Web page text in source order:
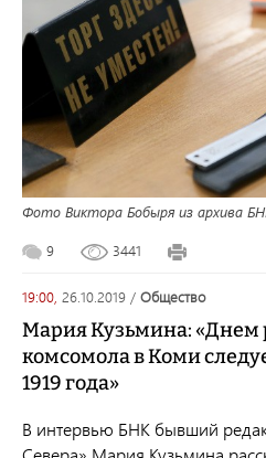
Фото Виктора Бобыря из архива
9 3441
19:00, 26.10.2019 / общество
Мария Кузьмина: «Днем
комсомола в Коми
1919 года»
В интервью БНК бывший